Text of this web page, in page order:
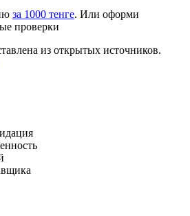
за 1000 тенге. Или оформи
проверки
из открытых источников.